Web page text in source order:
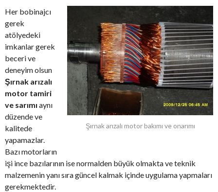
Şırnak arızalı motor bakımı ve onarımı
Her bobinajcı
gerek
atölyedeki
imkanlar gerek
beceri ve
deneyim olsun
Şırnak arızalı
motor tamiri
ve sarımı aynı
düzende ve
kalitede
yapamazlar.
Bazı motorların
işi ince bazılarının ise normalden büyük olmakta ve teknik
malzemenin yanı sıra güncel kalmak içinde uygulama yapmaları
gerekmektedir.